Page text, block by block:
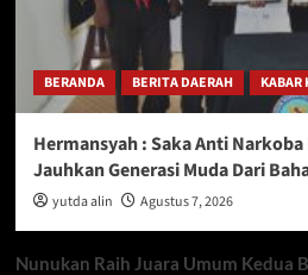
BERANDA BERITA DAERAH KABAR
Hermansyah : Saka Anti Narkoba
Jauhkan Generasi Muda Dari
yutda alin Agustus 7, 2026
Nunukan Raih Juara Umum Kedua